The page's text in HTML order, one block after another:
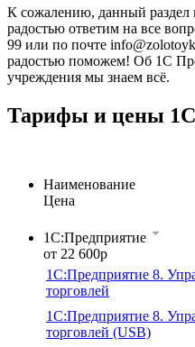
К сожалению, данный раздел
радостью ответим на все
99 или по почте
радостью поможем! Об 1С
учреждения мы знаем всё.
Тарифы и цены 1С
Наименование
Цена
1C:Предприятие
от 22 600р
1С:Предприятие 8.
торговлей
1С:Предприятие 8.
торговлей (USB)